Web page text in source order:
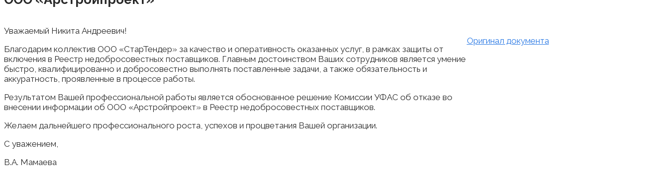
Уважаемый Никита Андреевич!
Благодарим коллектив ООО «СтарТендер» за качество и оперативность оказанных услуг, в рамках защиты от
включения в Реестр недобросовестных поставщиков. Главным достоинством Ваших сотрудников является умение
быстро, квалифицированно и добросовестно выполнять поставленные задачи, а также обязательность и
аккуратность, проявленные в процессе работы.
Результатом Вашей профессиональной работы является обоснованное решение Комиссии УФАС об отказе во
внесении информации об ООО «Арстройпроект» в Реестр недобросовестных поставщиков.
Желаем дальнейшего профессионального роста, успехов и процветания Вашей организации.
С уважением,
В.А. Мамаева
Оригинал документа